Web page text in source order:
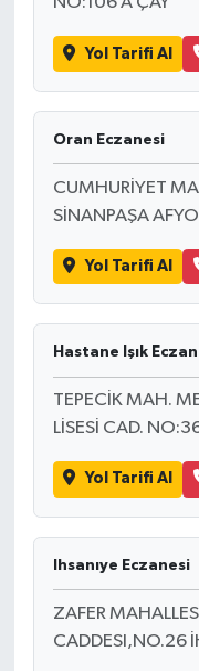
Yol Tarifi Al
Oran Eczanesi
CUMHURİYET
SİNANPAŞA
Yol Tarifi Al
Hastane Işık
TEPECİK MAH.
LİSESİ CAD.
Yol Tarifi Al
Ihsanıye Eczanesi
ZAFER
CADDESI,NO.26